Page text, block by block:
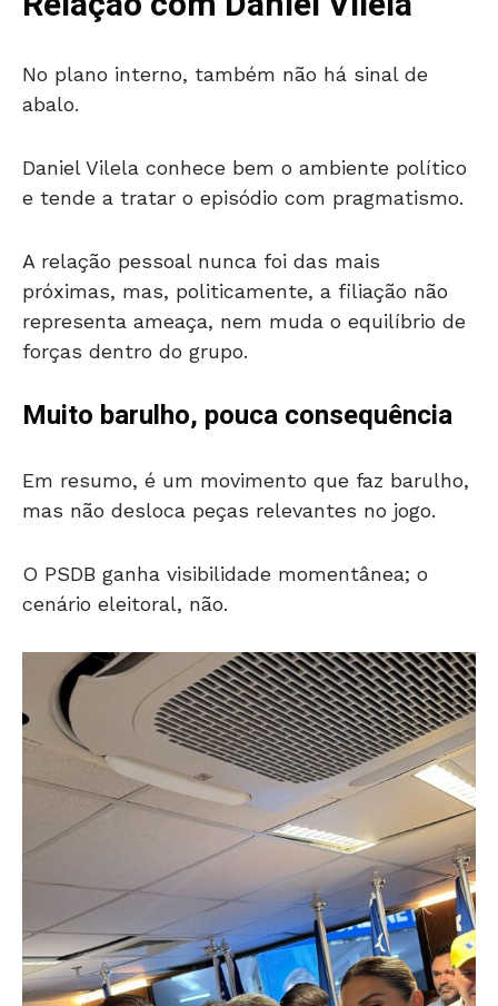
No plano interno, também não há sinal de
abalo.
Daniel Vilela conhece bem o ambiente político
e tende a tratar o episódio com pragmatismo.
A relação pessoal nunca foi das mais
próximas, mas, politicamente, a filiação não
representa ameaça, nem muda o equilíbrio de
forças dentro do grupo.
Muito barulho, pouca consequência
Em resumo, é um movimento que faz barulho,
mas não desloca peças relevantes no jogo.
O PSDB ganha visibilidade momentânea; o
cenário eleitoral, não.